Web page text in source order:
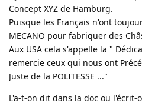
Concept XYZ de Hamburg.
Puisque les Français n'ont
MECANO pour fabriquer des
Aux USA cela s'appelle la "
remercie ceux qui nous ont
Juste de la POLITESSE ..."
L'a-t-on dit dans la doc ou l'écrit-